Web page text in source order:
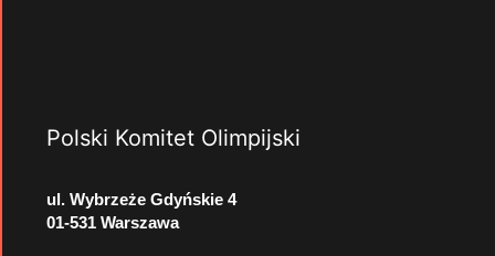
Polski Komitet Olimpijski
ul. Wybrzeże Gdyńskie 4
01-531 Warszawa